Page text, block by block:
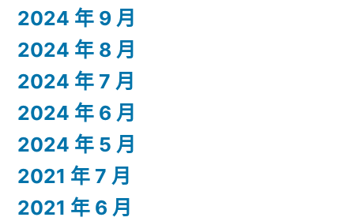
2024 年 9 月
2024 年 8 月
2024 年 7 月
2024 年 6 月
2024 年 5 月
2021 年 7 月
2021 年 6 月